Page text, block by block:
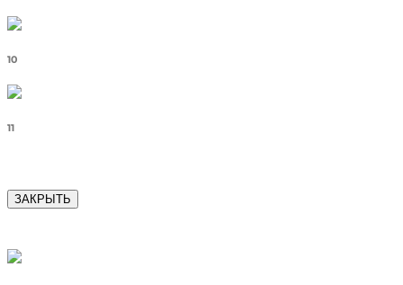
10
11
ЗАКРЫТЬ